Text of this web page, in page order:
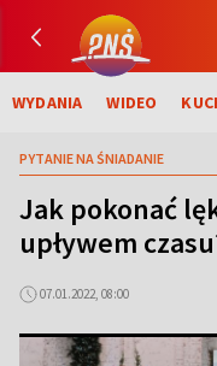
WYDANIA WIDEO
PYTANIE NA ŚNIADANIE
Jak pokonać
upływem
07.01.2022, 08:00